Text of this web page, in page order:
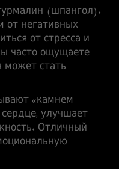
(шпангол).
негативных
от стресса и
часто ощущаете
может стать
«камнем
улучшает
Отличный